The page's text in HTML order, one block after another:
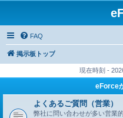
FAQ
掲示板トップ
現在時刻 -
eForce
よくあるご質問（営業）
弊社に問い合わせが多い営業